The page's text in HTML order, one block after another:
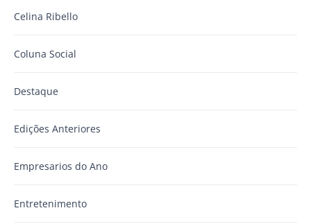
Celina Ribello
Coluna Social
Destaque
Edições Anteriores
Empresarios do Ano
Entretenimento